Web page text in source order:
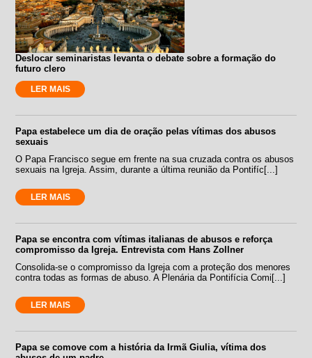
Deslocar seminaristas levanta o debate sobre a formação do
futuro clero
LER MAIS
Papa estabelece um dia de oração pelas vítimas dos abusos
sexuais
O Papa Francisco segue em frente na sua cruzada contra os abusos
sexuais na Igreja. Assim, durante a última reunião da Pontifíc[...]
LER MAIS
Papa se encontra com vítimas italianas de abusos e reforça
compromisso da Igreja. Entrevista com Hans Zollner
Consolida-se o compromisso da Igreja com a proteção dos menores
contra todas as formas de abuso. A Plenária da Pontifícia Comi[...]
LER MAIS
Papa se comove com a história da Irmã Giulia, vítima dos